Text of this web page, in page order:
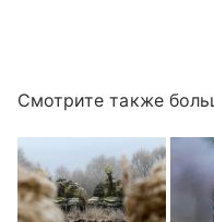
Смотрите также